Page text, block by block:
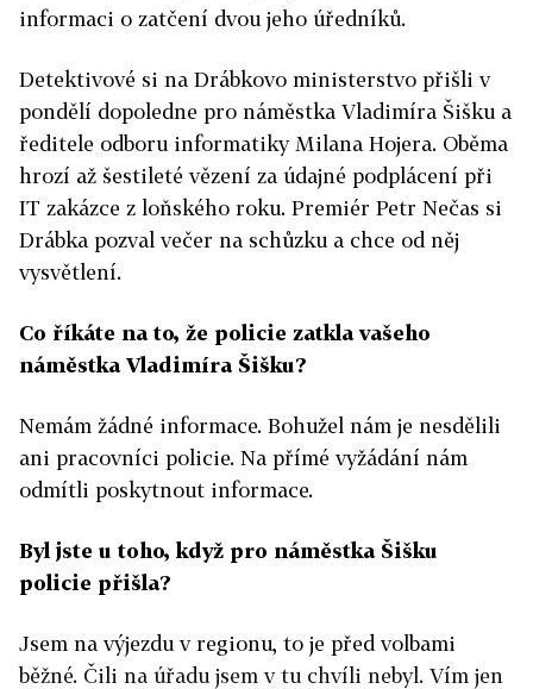
informaci o zatčení dvou jeho úředníků.
Detektivové si na Drábkovo ministerstvo přišli v
pondělí dopoledne pro náměstka Vladimíra Šišku a
ředitele odboru informatiky Milana Hojera. Oběma
hrozí až šestileté vězení za údajné podplácení při
IT zakázce z loňského roku. Premiér Petr Nečas si
Drábka pozval večer na schůzku a chce od něj
vysvětlení.
Co říkáte na to, že policie zatkla vašeho
náměstka Vladimíra Šišku?
Nemám žádné informace. Bohužel nám je nesdělili
ani pracovníci policie. Na přímé vyžádání nám
odmítli poskytnout informace.
Byl jste u toho, když pro náměstka Šišku
policie přišla?
Jsem na výjezdu v regionu, to je před volbami
běžné. Čili na úřadu jsem v tu chvíli nebyl. Vím jen